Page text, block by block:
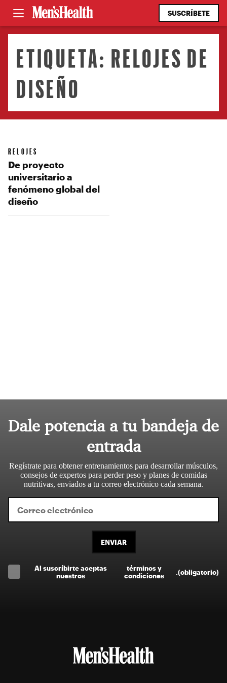
SUSCRÍBETE
ETIQUETA: RELOJES DE
DISEÑO
RELOJES
De proyecto
universitario a
fenómeno global del
diseño
Dale potencia a tu bandeja de
entrada
Regístrate para obtener entrenamientos para desarrollar músculos,
consejos de expertos para perder peso y planes de comidas
nutritivas, enviados a tu correo electrónico cada semana.
ENVIAR
Al suscríbirte aceptas
nuestros
términos y
condiciones
(obligatorio)